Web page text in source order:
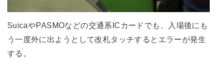
SuicaやPASMOなどの交通系ICカードでも、入場後にも
う一度外に出ようとして改札タッチするとエラーが発生
する。